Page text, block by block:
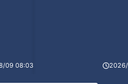
09 08:03
）総踊りですし、やはりピ